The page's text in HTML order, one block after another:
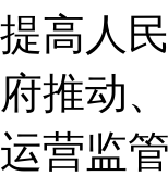
提高人
府推动
运营监